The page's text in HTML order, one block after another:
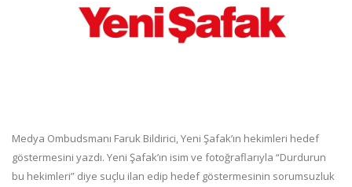
Medya Ombudsmanı Faruk Bildirici, Yeni Şafak’ın hekimleri hedef
göstermesini yazdı. Yeni Şafak’ın isim ve fotoğraflarıyla “Durdurun
bu hekimleri” diye suçlu ilan edip hedef göstermesinin sorumsuzluk